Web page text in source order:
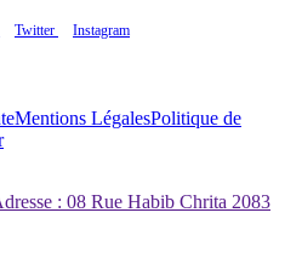
Twitter Instagram
Mentions LégalesPolitique de
: 08 Rue Habib Chrita 2083